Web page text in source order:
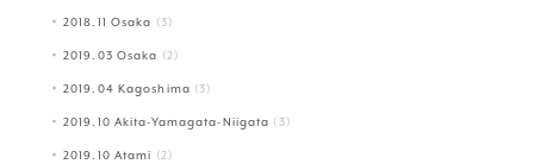
2018.11 Osaka (3)
2019.03 Osaka (2)
2019.04 Kagoshima (3)
2019.10 Akita-Yamagata-Niigata (3)
2019.10 Atami (2)